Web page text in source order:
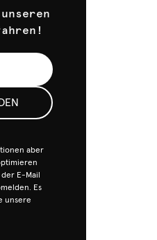
aber
E-Mail
Es
unsere